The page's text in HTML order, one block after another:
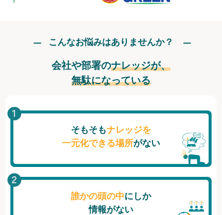
こんなお悩みはありませんか？
会社や部署のナレッジが、
無駄になっている
そもそもナレッジを
一元化できる場所がない
誰かの頭の中にしか
情報がない